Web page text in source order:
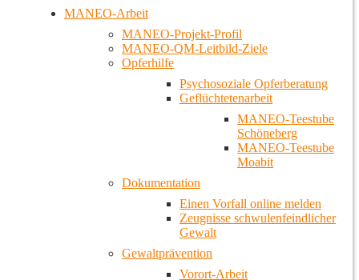
MANEO-Arbeit
MANEO-Projekt-Profil
MANEO-QM-Leitbild-Ziele
Opferhilfe
Psychosoziale Opferberatung
Geflüchtetenarbeit
MANEO-Teestube
Schöneberg
MANEO-Teestube
Moabit
Dokumentation
Einen Vorfall online melden
Zeugnisse schwulenfeindlicher
Gewalt
Gewaltprävention
Vorort-Arbeit